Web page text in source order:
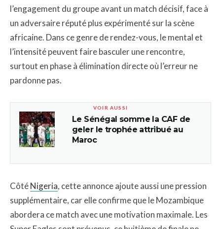
l’engagement du groupe avant un match décisif, face à
un adversaire réputé plus expérimenté sur la scène
africaine. Dans ce genre de rendez-vous, le mental et
l’intensité peuvent faire basculer une rencontre,
surtout en phase à élimination directe où l’erreur ne
pardonne pas.
VOIR AUSSI
Le Sénégal somme la CAF de
geler le trophée attribué au
Maroc
CôtéNigeria, cette annonce ajoute aussi une pression
supplémentaire, car elle confirme que le Mozambique
abordera ce match avec une motivation maximale. Les